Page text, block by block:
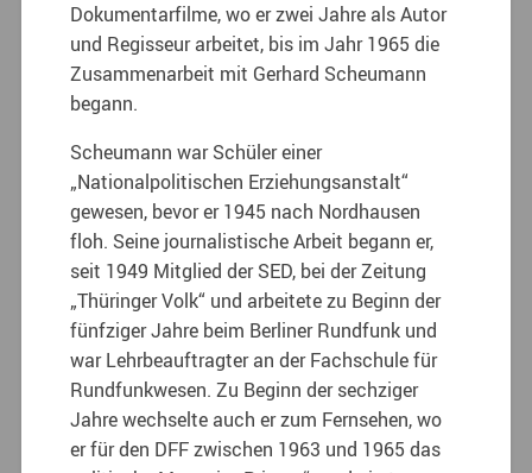
Dokumentarfilme, wo er zwei Jahre als Autor
und Regisseur arbeitet, bis im Jahr 1965 die
Zusammenarbeit mit Gerhard Scheumann
begann.
Scheumann war Schüler einer
„Nationalpolitischen Erziehungsanstalt“
gewesen, bevor er 1945 nach Nordhausen
floh. Seine journalistische Arbeit begann er,
seit 1949 Mitglied der SED, bei der Zeitung
„Thüringer Volk“ und arbeitete zu Beginn der
fünfziger Jahre beim Berliner Rundfunk und
war Lehrbeauftragter an der Fachschule für
Rundfunkwesen. Zu Beginn der sechziger
Jahre wechselte auch er zum Fernsehen, wo
er für den DFF zwischen 1963 und 1965 das